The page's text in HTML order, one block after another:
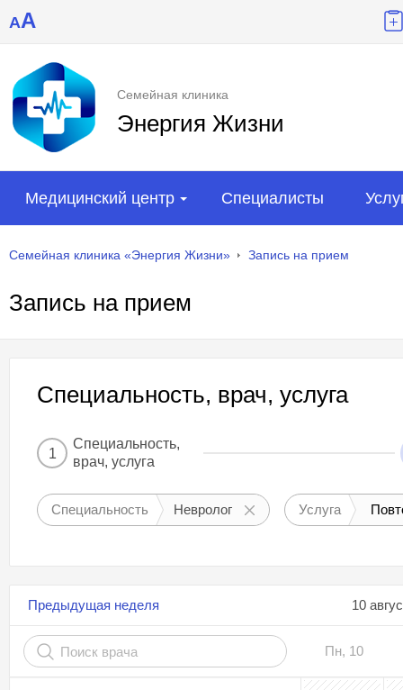
AA
Семейная клиника
Энергия Жизни
Медицинский центр Специалисты
Семейная клиника «Энергия Жизни» Запись на прием
Запись на прием
Специальность, врач, услуга
1
Специальность,
врач, услуга
Специальность Невролог Услуга
Предыдущая неделя 10
Пн, 10